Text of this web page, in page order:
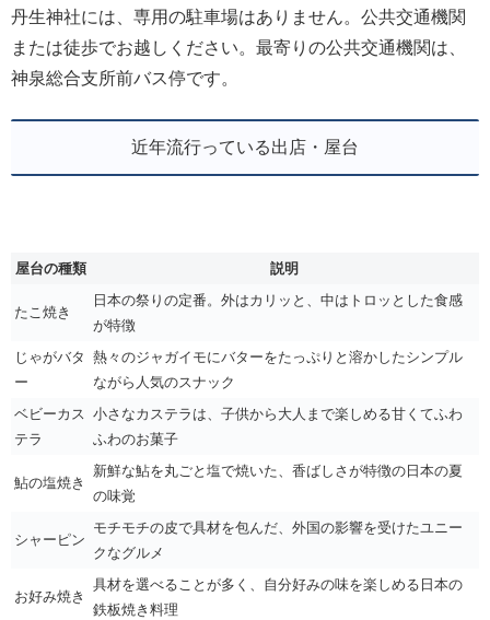
丹生神社には、専用の駐車場はありません。公共交通機関
または徒歩でお越しください。最寄りの公共交通機関は、
神泉総合支所前バス停です。
近年流行っている出店・屋台
屋台の種類 説明
たこ焼き
日本の祭りの定番。外はカリッと、中はトロッとした食感
が特徴
じゃがバタ
ー
熱々のジャガイモにバターをたっぷりと溶かしたシンプル
ながら人気のスナック
ベビーカス
テラ
小さなカステラは、子供から大人まで楽しめる甘くてふわ
ふわのお菓子
鮎の塩焼き
新鮮な鮎を丸ごと塩で焼いた、香ばしさが特徴の日本の夏
の味覚
シャーピン
モチモチの皮で具材を包んだ、外国の影響を受けたユニー
クなグルメ
お好み焼き
具材を選べることが多く、自分好みの味を楽しめる日本の
鉄板焼き料理